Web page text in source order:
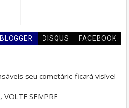
BLOGGER DISQUS FACEBOOK
seu cometário ficará visível
VOLTE SEMPRE